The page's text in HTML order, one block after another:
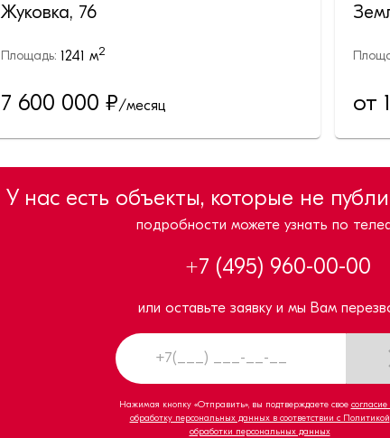
Жуковка, 76
Площадь: 1241 м2
7 600 000 ₽/месяц от
У нас есть объекты, которые не
подробности можете узнать по
+7 (495) 960-00-00
или оставьте заявку и мы Вам
Нажимая кнопку «Отправить», вы подтверждаете свое согласие
обработку персональных данных в соответствии с Политикой
обработки персональных данных